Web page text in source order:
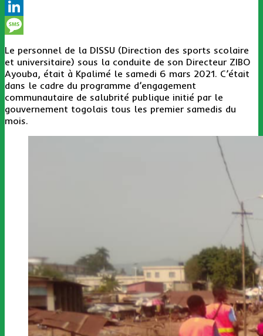
Viber
LinkedIn
Message
Le personnel de la DISSU (Direction des sports scolaire
et universitaire) sous la conduite de son Directeur ZIBO
Ayouba, était à Kpalimé le samedi 6 mars 2021. C’était
dans le cadre du programme d’engagement
communautaire de salubrité publique initié par le
gouvernement togolais tous les premier samedis du
mois.